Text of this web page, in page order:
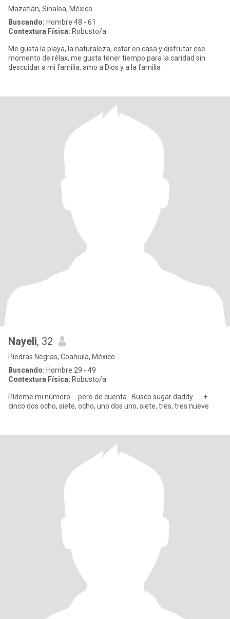
Mazatlán, Sinaloa, México
Buscando: Hombre 48 - 61
Contextura Física: Robusto/a
Me gusta la playa, la naturaleza, estar en casa y disfrutar ese
momento de rélax, me gusta tener tiempo para la caridad sin
descuidar a mi familia, amo a Dios y a la familia
Nayeli, 32
Piedras Negras, Coahuila, México
Buscando: Hombre 29 - 49
Contextura Física: Robusto/a
Pídeme mi número.... pero de cuenta.. Busco sugar daddy...... +
cinco dos ocho, siete, ocho, uno dos uno, siete, tres, tres nueve